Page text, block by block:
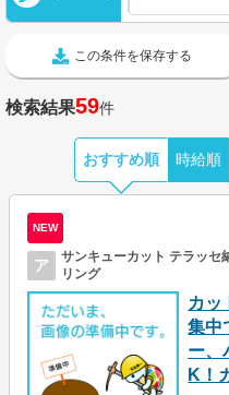
この条件を保存する
検索結果59件
おすすめ順 時給順
NEW
ア
サンキューカット テラッセ
リング
カッ
集中
ー、
K！